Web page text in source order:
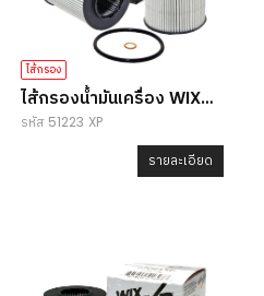
ไส้กรอง
ไส้กรองน้ำมันเครื่อง WIX
51223 XP
รหัส 51223 XP
รายละเอียด